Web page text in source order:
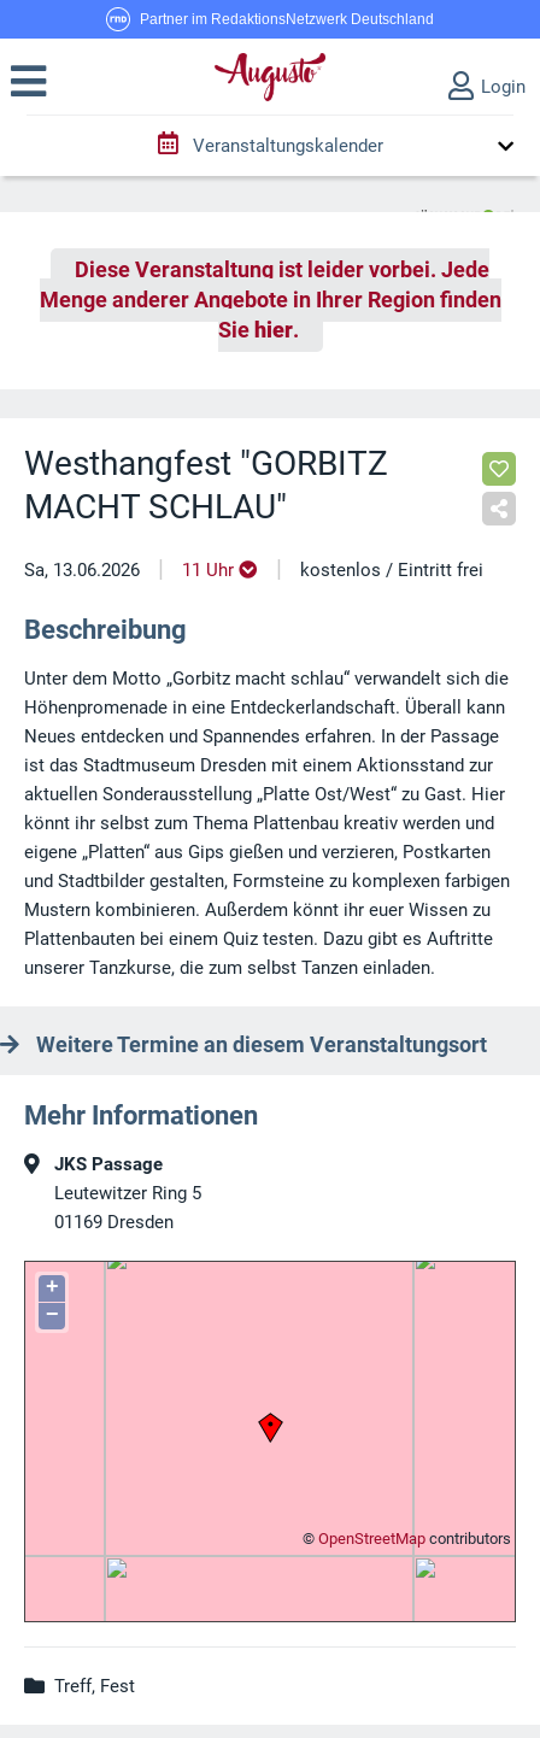
Partner im RedaktionsNetzwerk Deutschland
Login
Veranstaltungskalender
Diese Veranstaltung ist leider vorbei. Jede
Menge anderer Angebote in Ihrer Region finden
Sie hier.
Westhangfest "GORBITZ
MACHT SCHLAU"
Sa, 13.06.2026 | 11 Uhr | kostenlos / Eintritt frei
Beschreibung
Unter dem Motto „Gorbitz macht schlau“ verwandelt sich die
Höhenpromenade in eine Entdeckerlandschaft. Überall kann
Neues entdecken und Spannendes erfahren. In der Passage
ist das Stadtmuseum Dresden mit einem Aktionsstand zur
aktuellen Sonderausstellung „Platte Ost/West“ zu Gast. Hier
könnt ihr selbst zum Thema Plattenbau kreativ werden und
eigene „Platten“ aus Gips gießen und verzieren, Postkarten
und Stadtbilder gestalten, Formsteine zu komplexen farbigen
Mustern kombinieren. Außerdem könnt ihr euer Wissen zu
Plattenbauten bei einem Quiz testen. Dazu gibt es Auftritte
unserer Tanzkurse, die zum selbst Tanzen einladen.
Weitere Termine an diesem Veranstaltungsort
Mehr Informationen
JKS Passage
Leutewitzer Ring 5
01169 Dresden
+
−
© OpenStreetMap contributors
Treff, Fest